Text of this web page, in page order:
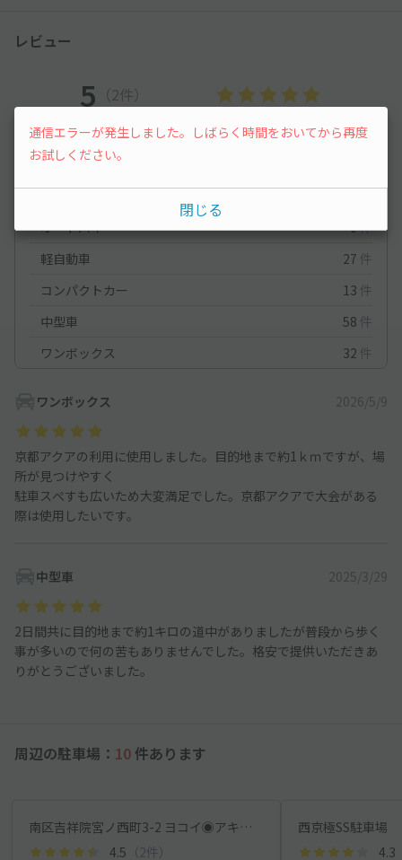
レビュー
5 （2件）
満足度 5 立地
5
停めやすさ
車種ごとの利用実績
オートバイ
0件
軽自動車
27 件
コンパクトカー
13 件
中型車
58 件
ワンボックス
32 件
ワンボックス 2026/5/9
京都アクアの利用に使用しました。目的地まで約1ｋｍですが、場
所が見つけやすく
駐車スぺすも広いため大変満足でした。京都アクアで大会がある
際は使用したいです。
中型車 2025/3/29
2日間共に目的地まで約1キロの道中がありましたが普段から歩く
事が多いので何の苦もありませんでした。格安で提供いただきあ
りがとうございました。
周辺の駐車場： 10 件あります
南区吉祥院宮ノ西町3-2 ヨコイ◉アキッパ駐車場
4.5 （2件）
西京極SS駐車場
4.3
通信エラーが発生しました。しばらく時間をおいてから再度
お試しください。
閉じる